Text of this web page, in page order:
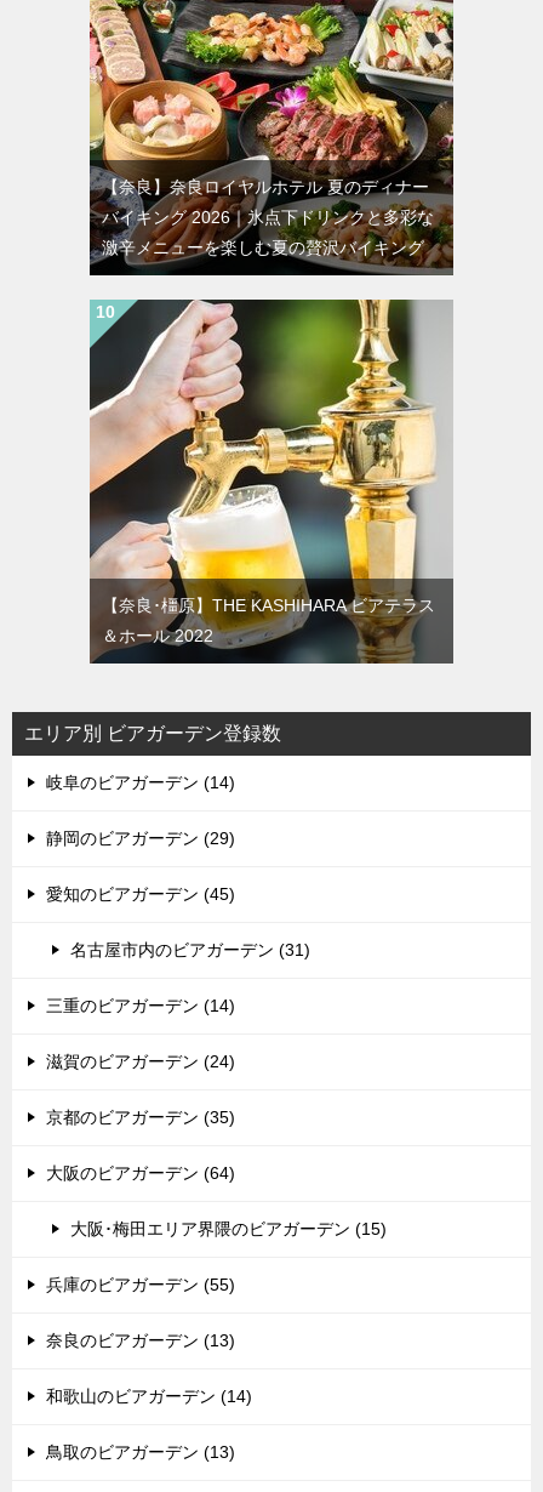
【奈良】奈良ロイヤルホテル 夏のディナー
バイキング 2026｜氷点下ドリンクと多彩な
激辛メニューを楽しむ夏の贅沢バイキング
【奈良･橿原】THE KASHIHARA ビアテラス
＆ホール 2022
エリア別 ビアガーデン登録数
岐阜のビアガーデン (14)
静岡のビアガーデン (29)
愛知のビアガーデン (45)
名古屋市内のビアガーデン (31)
三重のビアガーデン (14)
滋賀のビアガーデン (24)
京都のビアガーデン (35)
大阪のビアガーデン (64)
大阪･梅田エリア界隈のビアガーデン (15)
兵庫のビアガーデン (55)
奈良のビアガーデン (13)
和歌山のビアガーデン (14)
鳥取のビアガーデン (13)